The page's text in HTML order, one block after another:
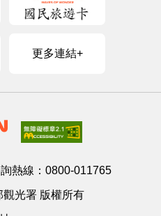
更多連結+
熱線： 0800-011765
光署 版權所有